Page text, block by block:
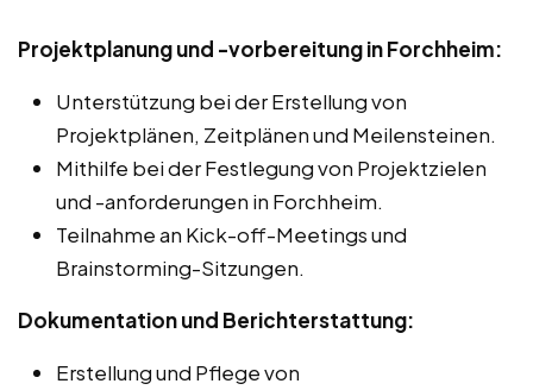
Projektplanung und -vorbereitung in Forchheim:
Unterstützung bei der Erstellung von
Projektplänen, Zeitplänen und Meilensteinen.
Mithilfe bei der Festlegung von Projektzielen
und -anforderungen in Forchheim.
Teilnahme an Kick-off-Meetings und
Brainstorming-Sitzungen.
Dokumentation und Berichterstattung:
Erstellung und Pflege von